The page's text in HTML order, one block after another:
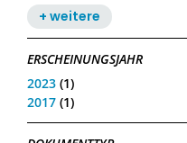
+ weitere
ERSCHEINUNGSJAHR
2023 (1)
2017 (1)